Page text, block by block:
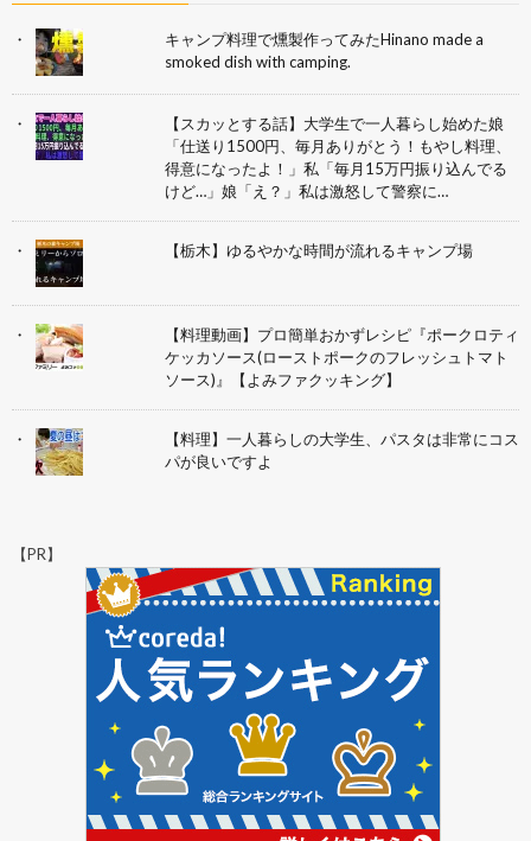
キャンプ料理で燻製作ってみたHinano made a
smoked dish with camping.
【スカッとする話】大学生で一人暮らし始めた娘
「仕送り1500円、毎月ありがとう！もやし料理、
得意になったよ！」私「毎月15万円振り込んでる
けど…」娘「え？」私は激怒して警察に…
【栃木】ゆるやかな時間が流れるキャンプ場
【料理動画】プロ簡単おかずレシピ『ポークロティ
ケッカソース(ローストポークのフレッシュトマト
ソース)』【よみファクッキング】
【料理】一人暮らしの大学生、パスタは非常にコス
パが良いですよ
【PR】